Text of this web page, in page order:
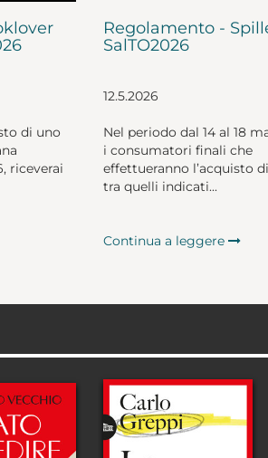
di uno
riceverai
Regolamento -
SalTO2026
12.5.2026
Nel periodo dal 14 al 18
i consumatori finali che
effettueranno l’acquisto
tra quelli indicati...
Continua a leggere